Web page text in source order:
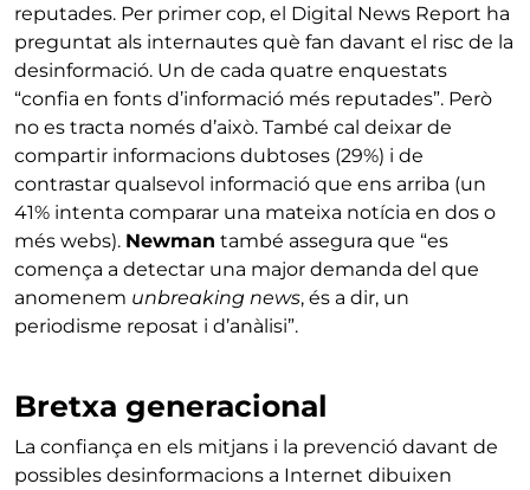
reputades. Per primer cop, el Digital News Report ha
preguntat als internautes què fan davant el risc de la
desinformació. Un de cada quatre enquestats
“confia en fonts d’informació més reputades”. Però
no es tracta només d’això. També cal deixar de
compartir informacions dubtoses (29%) i de
contrastar qualsevol informació que ens arriba (un
41% intenta comparar una mateixa notícia en dos o
més webs). Newman també assegura que “es
comença a detectar una major demanda del que
anomenem unbreaking news, és a dir, un
periodisme reposat i d’anàlisi”.
Bretxa generacional
La confiança en els mitjans i la prevenció davant de
possibles desinformacions a Internet dibuixen